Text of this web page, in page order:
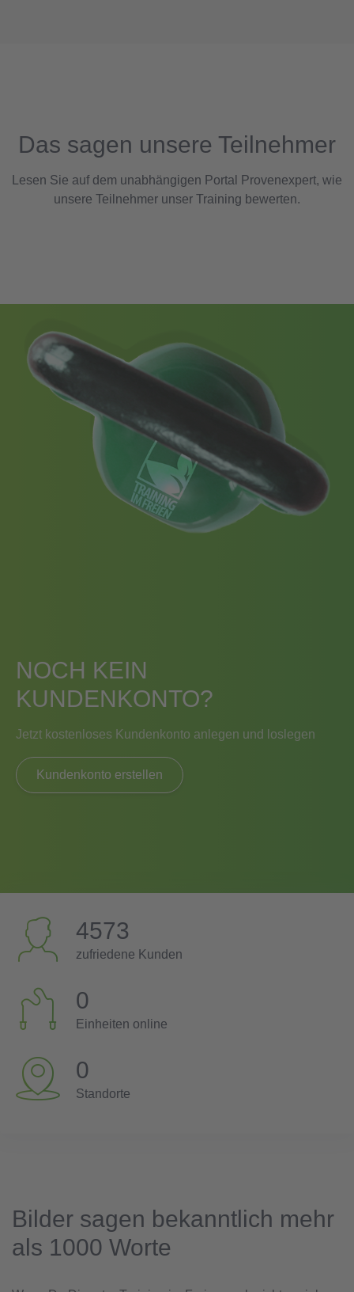
Das sagen unsere Teilnehmer
Lesen Sie auf dem unabhängigen Portal Provenexpert, wie
unsere Teilnehmer unser Training bewerten.
NOCH KEIN
KUNDENKONTO?
Jetzt kostenloses Kundenkonto anlegen und loslegen
Kundenkonto erstellen
4573
zufriedene Kunden
0
Einheiten online
0
Standorte
Bilder sagen bekanntlich mehr
als 1000 Worte